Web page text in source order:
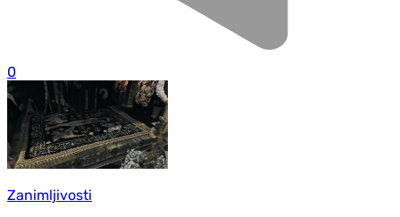
0
Zanimljivosti